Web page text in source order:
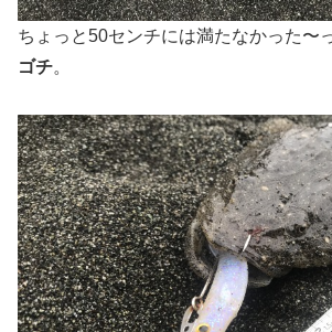
ちょっと50センチには満たなかった〜
ゴチ。